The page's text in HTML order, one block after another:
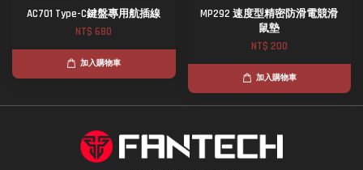
AC701 Type-C鍵盤專用航插線
NT$ 680
加入購物車
MP292 速度型精密防滑電競滑
鼠墊
NT$ 200
加入購物車